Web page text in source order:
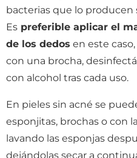
bacterias que lo producen
Es preferible aplicar el
de los dedos en este
con una brocha,
con alcohol tras cada uso.
En pieles sin acné se
esponjitas, brochas o con
lavando las esponjas
dejándolas secar a